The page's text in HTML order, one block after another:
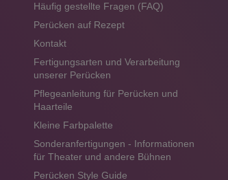
Häufig gestellte Fragen (FAQ)
Perücken auf Rezept
Kontakt
Fertigungsarten und Verarbeitung
unserer Perücken
Pflegeanleitung für Perücken und
Haarteile
Kleine Farbpalette
Sonderanfertigungen - Informationen
für Theater und andere Bühnen
Perücken Style Guide